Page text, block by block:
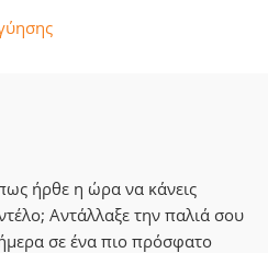
ήρθε η ώρα να κάνεις
Αντάλλαξε την παλιά σου
σε ένα πιο πρόσφατο